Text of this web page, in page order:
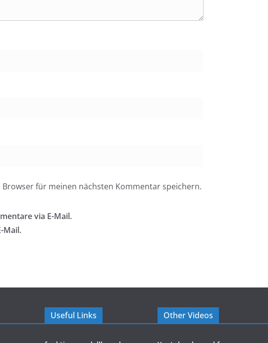
für meinen nächsten Kommentar speichern.
via E-Mail.
Mail.
Useful Links Other Videos